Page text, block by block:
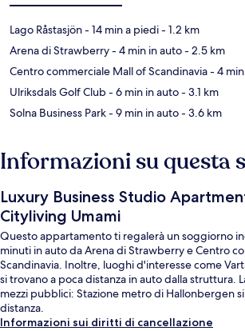
Lago Råstasjön- 14 min a piedi- 1.2 km
Arena di Strawberry- 4 min in auto- 2.5 km
Centro commerciale Mall of Scandinavia- 4
Ulriksdals Golf Club- 6 min in auto- 3.1 km
Solna Business Park- 9 min in auto- 3.6 km
Informazioni su questa
Luxury Business Studio
Cityliving Umami
Questo appartamento ti regalerà un soggiorno
minuti in auto da Arena di Strawberry e Centro
Scandinavia. Inoltre, luoghi d'interesse come
si trovano a poca distanza in auto dalla struttura.
mezzi pubblici: Stazione metro di Hallonbergen
distanza.
Informazioni sui diritti di cancellazione